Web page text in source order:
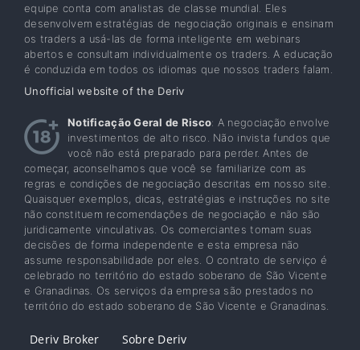
equipe conta com analistas de classe mundial. Eles
desenvolvem estratégias de negociação originais e ensinam
os traders a usá-las de forma inteligente em webinars
abertos e consultam individualmente os traders. A educação
é conduzida em todos os idiomas que nossos traders falam.
Unofficial website of the Deriv
Notificação Geral de Risco: A negociação envolve
investimentos de alto risco. Não invista fundos que
você não está preparado para perder. Antes de
começar, aconselhamos que você se familiarize com as
regras e condições de negociação descritas em nosso site.
Quaisquer exemplos, dicas, estratégias e instruções no site
não constituem recomendações de negociação e não são
juridicamente vinculativas. Os comerciantes tomam suas
decisões de forma independente e esta empresa não
assume responsabilidade por eles. O contrato de serviço é
celebrado no território do estado soberano de São Vicente
e Granadinas. Os serviços da empresa são prestados no
território do estado soberano de São Vicente e Granadinas.
Deriv Broker Sobre Deriv